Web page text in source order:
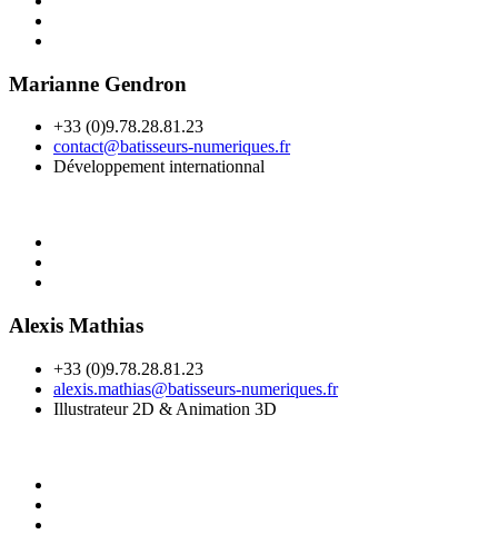
Marianne Gendron
+33 (0)9.78.28.81.23
contact@batisseurs-numeriques.fr
Développement internationnal
Alexis Mathias
+33 (0)9.78.28.81.23
alexis.mathias@batisseurs-numeriques.fr
Illustrateur 2D & Animation 3D